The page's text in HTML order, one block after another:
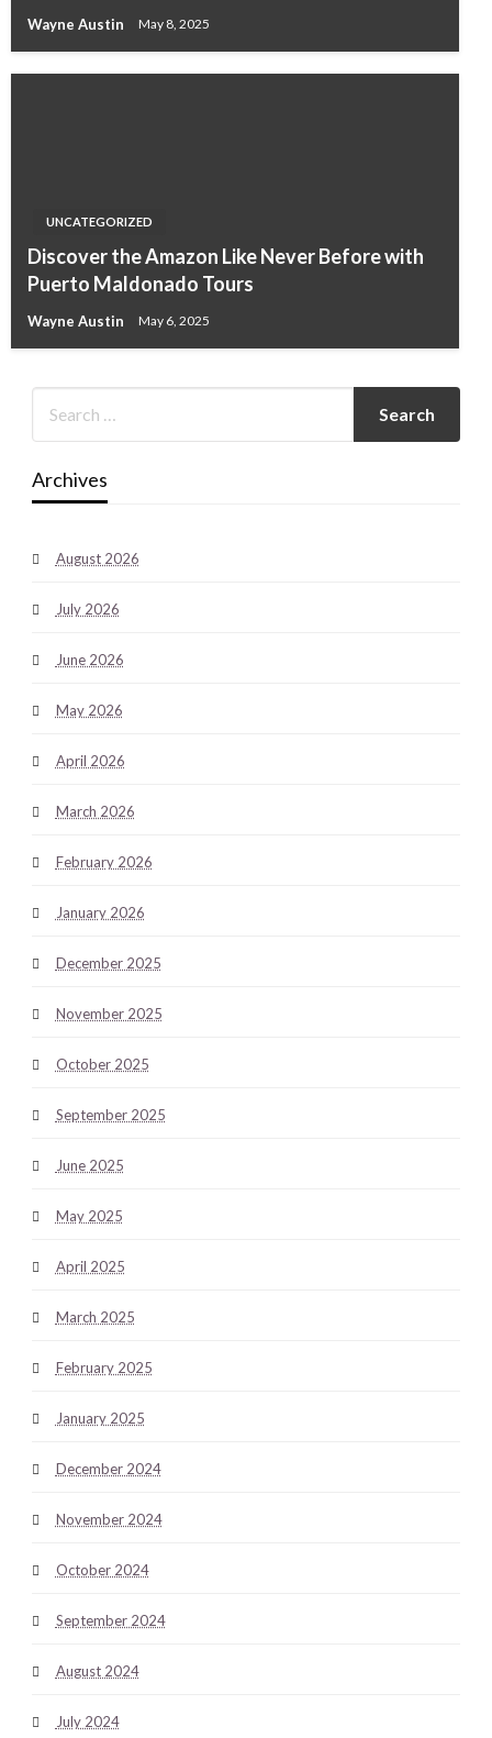
Wayne Austin May 8, 2025
UNCATEGORIZED
Discover the Amazon Like Never Before with
Puerto Maldonado Tours
Wayne Austin May 6, 2025
Archives
August 2026
July 2026
June 2026
May 2026
April 2026
March 2026
February 2026
January 2026
December 2025
November 2025
October 2025
September 2025
June 2025
May 2025
April 2025
March 2025
February 2025
January 2025
December 2024
November 2024
October 2024
September 2024
August 2024
July 2024